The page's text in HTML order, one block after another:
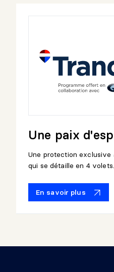
Une paix
Une protection
qui se détaille en 4 volets.
En savoir plus